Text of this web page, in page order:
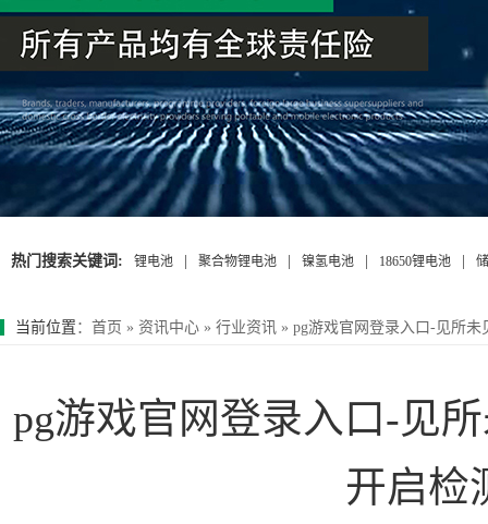
常规镍氢电池
家标准的制定
热门搜索关键词: 锂电池 聚合物锂电池 镍氢电池 18650锂电池
当前位置 ： 首页 » 资讯中心 » 行业资讯 » pg游戏官网登录入口-见所
pg游戏官网登录入口-见
开启检